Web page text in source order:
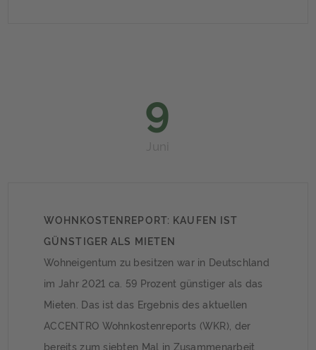
9
Juni
WOHNKOSTENREPORT: KAUFEN IST
GÜNSTIGER ALS MIETEN
Wohneigentum zu besitzen war in Deutschland
im Jahr 2021 ca. 59 Prozent günstiger als das
Mieten. Das ist das Ergebnis des aktuellen
ACCENTRO Wohnkostenreports (WKR), der
bereits zum siebten Mal in Zusammenarbeit